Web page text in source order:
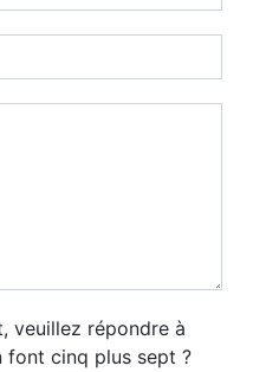
veuillez répondre à
font cinq plus sept ?